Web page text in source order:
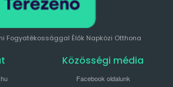
Fogyatékossággal Élők Napközi Otthona
Közösségi média
Facebook oldalunk